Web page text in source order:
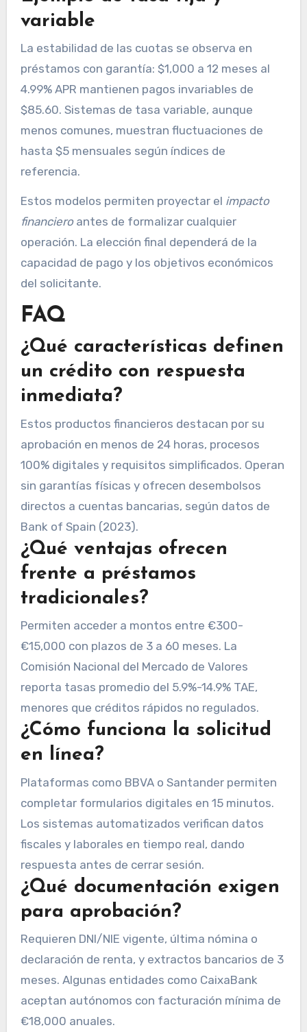
variable
La estabilidad de las cuotas se observa en
préstamos con garantía: $1,000 a 12 meses al
4.99% APR mantienen pagos invariables de
$85.60. Sistemas de tasa variable, aunque
menos comunes, muestran fluctuaciones de
hasta $5 mensuales según índices de
referencia.
Estos modelos permiten proyectar el impacto
financieroantes de formalizar cualquier
operación. La elección final dependerá de la
capacidad de pago y los objetivos económicos
del solicitante.
FAQ
¿Qué características definen
un crédito con respuesta
inmediata?
Estos productos financieros destacan por su
aprobación en menos de 24 horas, procesos
100% digitales y requisitos simplificados. Operan
sin garantías físicas y ofrecen desembolsos
directos a cuentas bancarias, según datos de
Bank of Spain (2023).
¿Qué ventajas ofrecen
frente a préstamos
tradicionales?
Permiten acceder a montos entre €300-
€15,000 con plazos de 3 a 60 meses. La
Comisión Nacional del Mercado de Valores
reporta tasas promedio del 5.9%-14.9% TAE,
menores que créditos rápidos no regulados.
¿Cómo funciona la solicitud
en línea?
Plataformas como BBVA o Santander permiten
completar formularios digitales en 15 minutos.
Los sistemas automatizados verifican datos
fiscales y laborales en tiempo real, dando
respuesta antes de cerrar sesión.
¿Qué documentación exigen
para aprobación?
Requieren DNI/NIE vigente, última nómina o
declaración de renta, y extractos bancarios de 3
meses. Algunas entidades como CaixaBank
aceptan autónomos con facturación mínima de
€18,000 anuales.